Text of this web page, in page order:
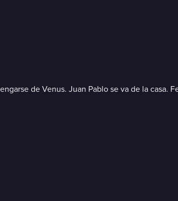
de Venus. Juan Pablo se va de la casa.